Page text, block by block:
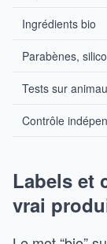
Ingrédients bio
Parabènes,
Tests sur
Contrôle
Labels et
vrai